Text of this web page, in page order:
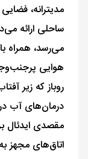
مدیترانه،
ساحلی ارائه
می‌رسد، همراه
هوایی
روباز که زیر
درمان‌های آب
مقصدی ایدئال
اتاق‌های مجهز